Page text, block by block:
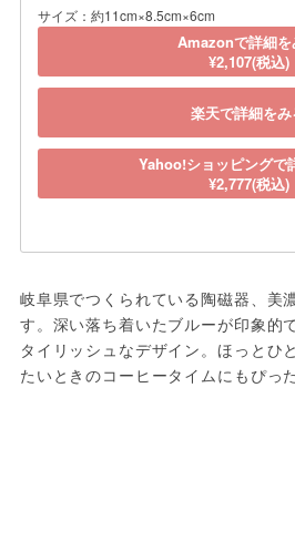
サイズ：約11cm×8.5cm×6cm
Amazonで詳細を
¥2,107(税込)
楽天で詳細をみ
Yahoo!ショッピングで
¥2,777(税込)
岐阜県でつくられている陶磁器、美
す。深い落ち着いたブルーが印象的
タイリッシュなデザイン。ほっとひ
たいときのコーヒータイムにもぴっ